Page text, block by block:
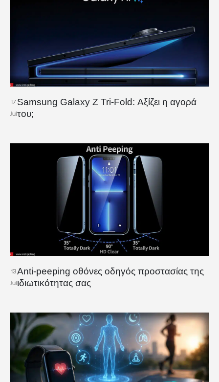
17
Jul
Samsung Galaxy Z Tri-Fold: Αξίζει η αγορά
του;
13
Jul
Anti-peeping οθόνες οδηγός προστασίας της
ιδιωτικότητας σας